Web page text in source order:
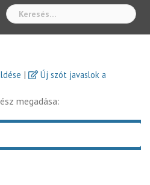
|
Új szót javaslok a
megadása: